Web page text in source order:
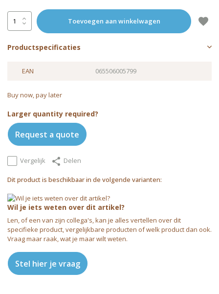
Toevoegen aan winkelwagen
Productspecificaties
EAN 065506005799
Buy now, pay later
Larger quantity required?
Request a quote
Vergelijk Delen
Dit product is beschikbaar in de volgende varianten:
Wil je iets weten over dit artikel?
Len, of een van zijn collega's, kan je alles vertellen over dit
specifieke product, vergelijkbare producten of welk product dan ook.
Vraag maar raak, wat je maar wilt weten.
Stel hier je vraag